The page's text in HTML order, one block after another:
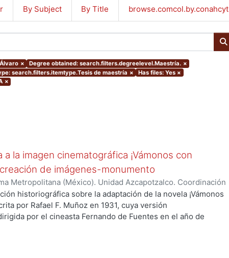
By Subject By Title browse.comcol.by.conahcyt
× Degree obtained: search.filters.degreelevel.Maestría. ×
search.filters.itemtype.Tesis de maestría × Has files: Yes ×
×
a la imagen cinematográfica ¡Vámonos con
de imágenes-monumento
Metropolitana (México). Unidad Azcapotzalco. Coordinación
,2018)Sánchez, Norma
historiográfica sobre la adaptación de la novela ¡Vámonos
por Rafael F. Muñoz en 1931, cuya versión
por el cineasta Fernando de Fuentes en el año de